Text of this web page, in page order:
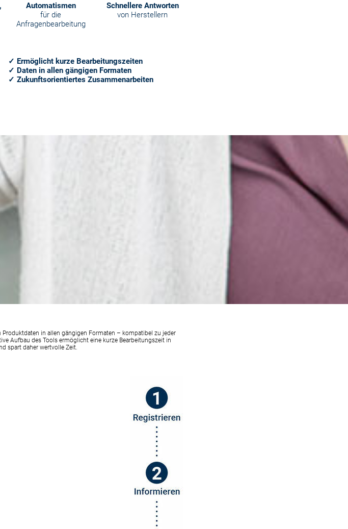
Automatismen
für die
Anfragenbearbeitung
Schnellere Antworten
von Herstellern
✓ Ermöglicht kurze Bearbeitungszeiten
✓ Daten in allen gängigen Formaten
✓ Zukunftsorientiertes Zusammenarbeiten
in allen gängigen Formaten – kompatibel zu jeder
Aufbau des Tools ermöglicht eine kurze Bearbeitungszeit in
spart daher wertvolle Zeit.